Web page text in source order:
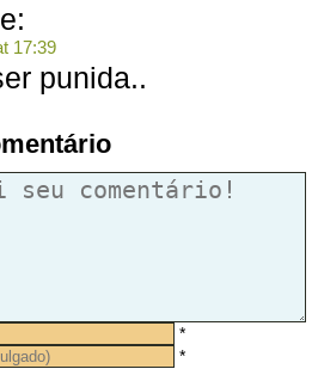
17:39
punida..
*
*